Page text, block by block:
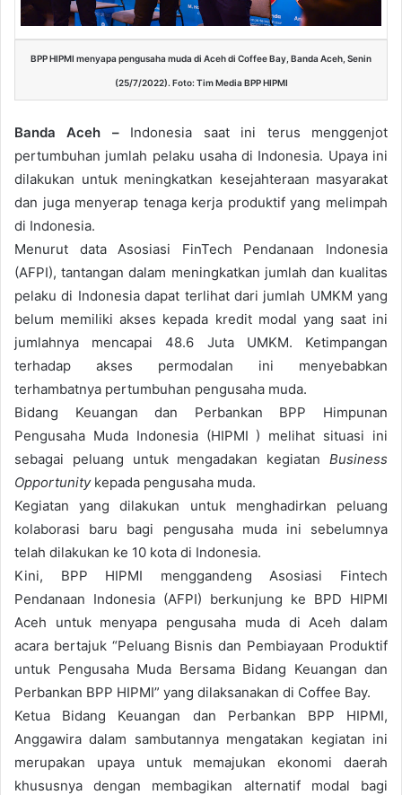
BPP HIPMI menyapa pengusaha muda di Aceh di Coffee Bay, Banda Aceh, Senin
(25/7/2022). Foto: Tim Media BPP HIPMI
Banda Aceh – Indonesia saat ini terus menggenjot
pertumbuhan jumlah pelaku usaha di Indonesia. Upaya ini
dilakukan untuk meningkatkan kesejahteraan masyarakat
dan juga menyerap tenaga kerja produktif yang melimpah
di Indonesia.
Menurut data Asosiasi FinTech Pendanaan Indonesia
(AFPI), tantangan dalam meningkatkan jumlah dan kualitas
pelaku di Indonesia dapat terlihat dari jumlah UMKM yang
belum memiliki akses kepada kredit modal yang saat ini
jumlahnya mencapai 48.6 Juta UMKM. Ketimpangan
terhadap akses permodalan ini menyebabkan
terhambatnya pertumbuhan pengusaha muda.
Bidang Keuangan dan Perbankan BPP Himpunan
Pengusaha Muda Indonesia (HIPMI ) melihat situasi ini
sebagai peluang untuk mengadakan kegiatan Business
Opportunitykepada pengusaha muda.
Kegiatan yang dilakukan untuk menghadirkan peluang
kolaborasi baru bagi pengusaha muda ini sebelumnya
telah dilakukan ke 10 kota di Indonesia.
Kini, BPP HIPMI menggandeng Asosiasi Fintech
Pendanaan Indonesia (AFPI) berkunjung ke BPD HIPMI
Aceh untuk menyapa pengusaha muda di Aceh dalam
acara bertajuk “Peluang Bisnis dan Pembiayaan Produktif
untuk Pengusaha Muda Bersama Bidang Keuangan dan
Perbankan BPP HIPMI” yang dilaksanakan di Coffee Bay.
Ketua Bidang Keuangan dan Perbankan BPP HIPMI,
Anggawira dalam sambutannya mengatakan kegiatan ini
merupakan upaya untuk memajukan ekonomi daerah
khususnya dengan membagikan alternatif modal bagi